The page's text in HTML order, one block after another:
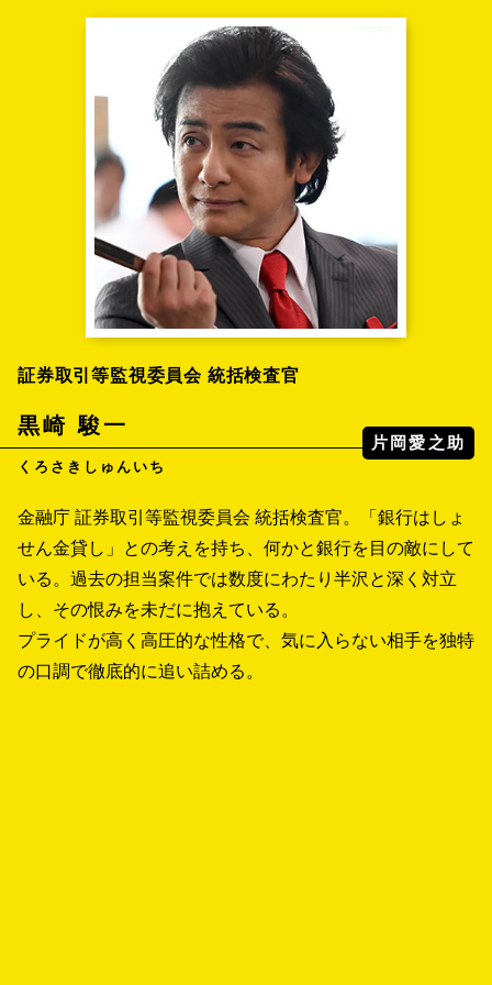
証券取引等監視委員会 統括検査官
黒崎 駿一
くろさきしゅんいち
片岡愛之助
金融庁 証券取引等監視委員会 統括検査官。「銀行はしょ
せん金貸し」との考えを持ち、何かと銀行を目の敵にして
いる。過去の担当案件では数度にわたり半沢と深く対立
し、その恨みを未だに抱えている。
プライドが高く高圧的な性格で、気に入らない相手を独特
の口調で徹底的に追い詰める。